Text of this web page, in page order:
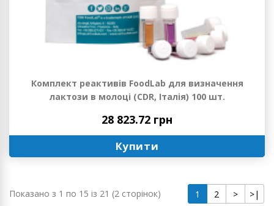
Комплект реактивів FoodLab для визначення
лактози в молоці (CDR, Італія) 100 шт.
28 823.72 грн
Купити
Показано з 1 по 15 із 21 (2 сторінок) 1 2 > >|